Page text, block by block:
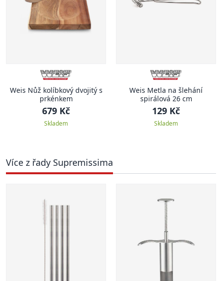
Weis Nůž kolíbkový dvojitý s
prkénkem
679 Kč
Skladem
Weis Metla na šlehání
spirálová 26 cm
129 Kč
Skladem
Více z řady Supremissima